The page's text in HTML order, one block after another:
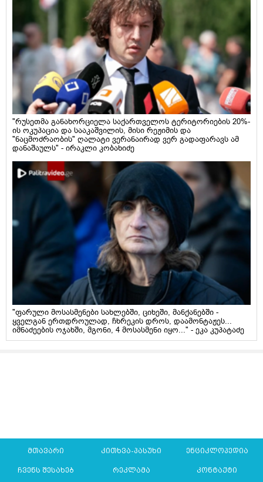
"რუსეთმა განახორციელა საქართველოს ტერიტორიების 20%-
ის ოკუპაცია და სააკაშვილის, მისი რეჟიმის და
"ნაცმოძრაობის" ღალატი ვერანაირად ვერ გადაფარავს ამ
დანაშაულს" - ირაკლი კობახიძე
"ფარული მოსასმენები სახლებში, ციხეში, მანქანებში -
ყველგან ერთდროულად, ჩხრეკის დროს, დაამონტაჟეს...
იმნაძეების ოჯახში, მგონი, 4 მოსასმენი იყო..." - ეკა კუპატაძე
მთავარი კითხვა-პასუხი ენციკლოპედია
ჩვენს შესახებ რეკლამა კონტაქტი